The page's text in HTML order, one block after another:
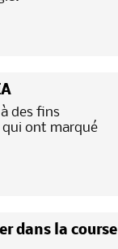
des fins
qui ont marqué
dans la course